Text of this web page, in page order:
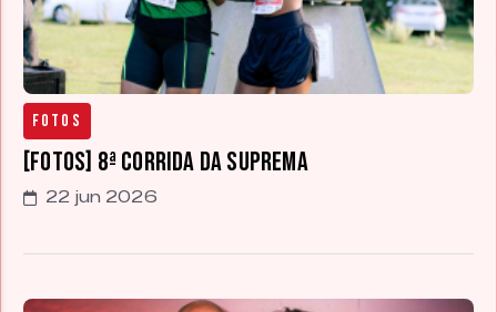
Fotos
[FOTOS] 8ª Corrida da Suprema
22 jun 2026